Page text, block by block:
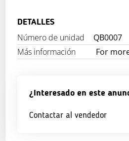
DETALLES
Número de unidad
QB0007
Más información
For
¿Interesado en este
Contactar al vendedor